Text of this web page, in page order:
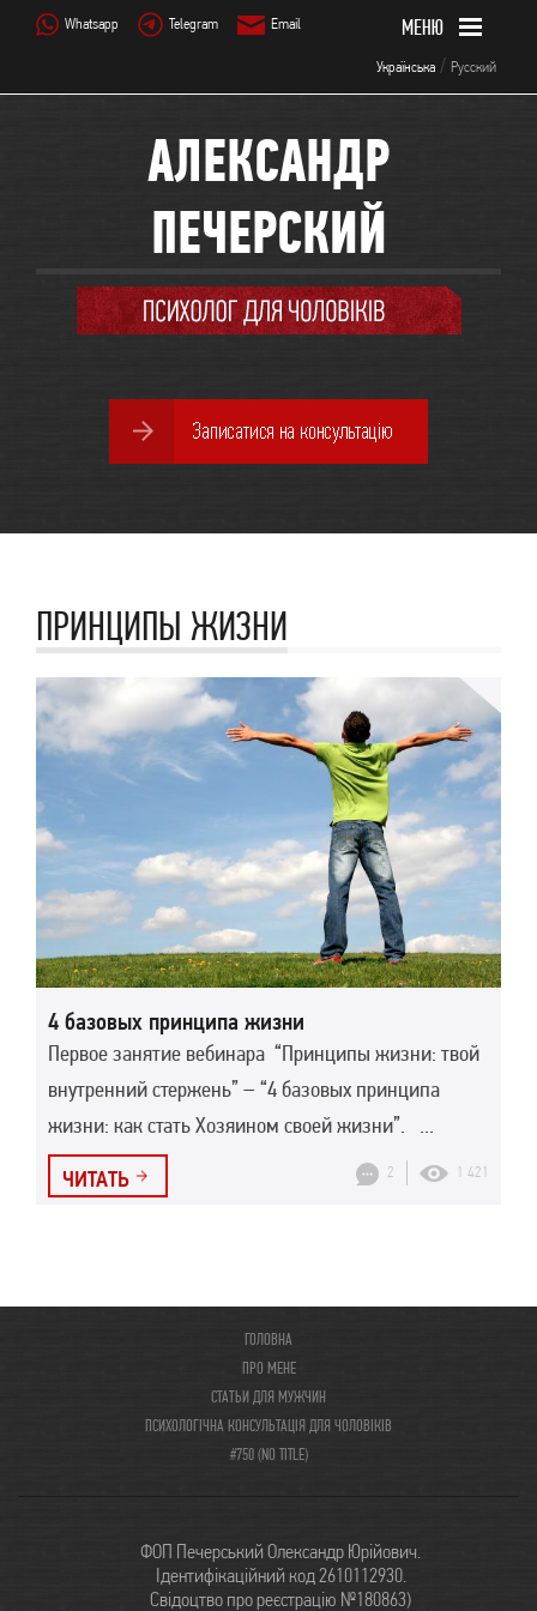
Whatsapp Telegram Email
Українська / Русский
АЛЕКСАНДР
ПЕЧЕРСКИЙ
ПРИНЦИПЫ ЖИЗНИ
4 базовых принципа жизни
Первое занятие вебинара “Принципы жизни: твой
внутренний стержень” – “4 базовых принципа
жизни: как стать Хозяином своей жизни”. ...
ЧИТАТЬ 2 1 421
ГОЛОВНА
ПРО МЕНЕ
СТАТЬИ ДЛЯ МУЖЧИН
ПСИХОЛОГІЧНА КОНСУЛЬТАЦІЯ ДЛЯ ЧОЛОВІКІВ
#750 (NO TITLE)
ФОП Печерський Олександр Юрійович.
Ідентифікаційний код 2610112930.
Свідоцтво про реєстрацію №180863)